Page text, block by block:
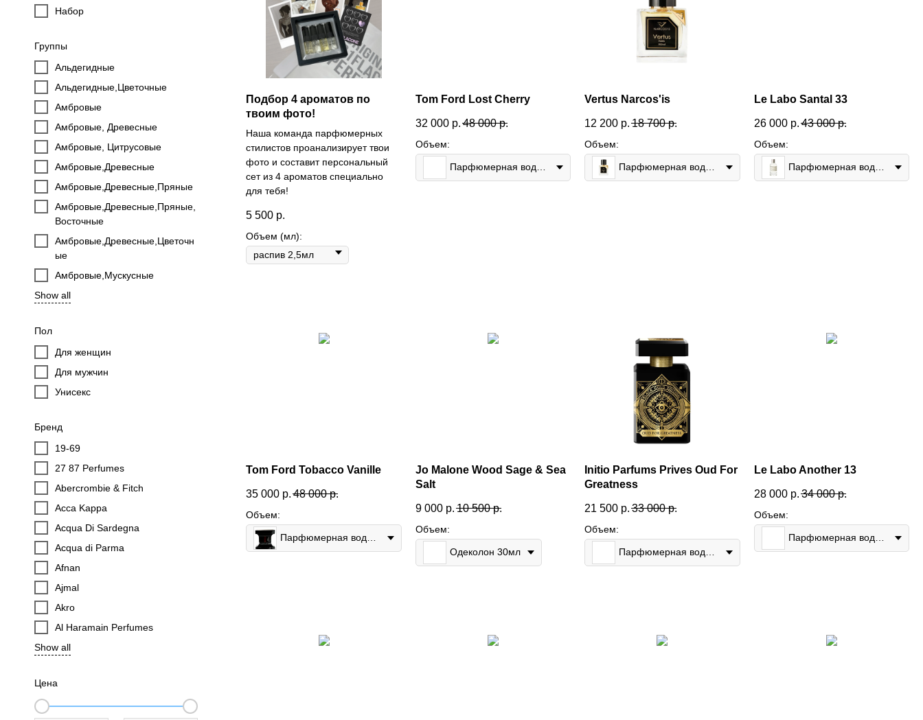
Набор
Группы
Альдегидные
Альдегидные,Цветочные
Амбровые
Амбровые, Древесные
Амбровые, Цитрусовые
Амбровые,Древесные
Амбровые,Древесные,Пряные
Амбровые,Древесные,Пряные,
Восточные
Амбровые,Древесные,Цветочн
ые
Амбровые,Мускусные
Show all
Пол
Для женщин
Для мужчин
Унисекс
Бренд
19-69
27 87 Perfumes
Abercrombie & Fitch
Acca Kappa
Acqua Di Sardegna
Acqua di Parma
Afnan
Ajmal
Akro
Al Haramain Perfumes
Show all
Цена
Подбор 4 ароматов по
твоим фото!
Наша команда парфюмерных
стилистов проанализирует твои
фото и составит персональный
сет из 4 ароматов специально
для тебя!
5 500 р.
Объем (мл):
Tom Ford Lost Cherry
32 000 р. 48 000 р.
Объем:
Vertus Narcos'is
12 200 р. 18 700 р.
Объем:
Le Labo Santal 33
26 000 р. 43 000 р.
Объем:
Tom Ford Tobacco Vanille
35 000 р. 48 000 р.
Объем:
Парфюмерная вода 100мл
Jo Malone Wood Sage & Sea
Salt
9 000 р. 10 500 р.
Объем:
Одеколон 30мл
Initio Parfums Prives Oud For
Greatness
21 500 р. 33 000 р.
Объем:
Парфюмерная вода 90мл
Le Labo Another 13
28 000 р. 34 000 р.
Объем:
Парфюмерная вода 50мл